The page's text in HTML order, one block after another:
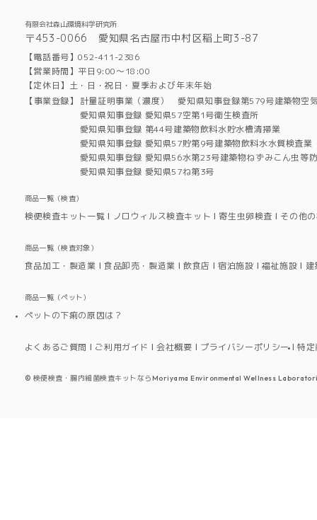
有限会社森山環境科学研究所
〒453-0066 愛知県名古屋市中村区稲上町3-87
【電話番号】052-411-2386
【営業時間】平日9:00～18:00
【定休日】土・日・祝日・夏季および年末年始
【事業登録】
計量証明事業（濃度） 愛知県知事登録第579号建築物空
愛知県知事登録 愛知県57空第1号衛生検査所
愛知県知事登録 第44号建築物飲料水貯水槽清掃業
愛知県知事登録 愛知県57貯第9号建築物飲料水水質検査業
愛知県知事登録 愛知県56水第23号建築物ねずみこん虫等
愛知県知事登録 愛知県57ね第3号
商品一覧（検査）
検便検査キット一覧 ノロウィルス検査キット 寄生虫卵検査 その他
商品一覧（検査対象）
食品加工・製造業 食品卸売・製造業 飲食店 宿泊施設 福祉施設
商品一覧（ペット）
ペットの下痢の原因は？
よくあるご質問 ご利用ガイド 会社概要 プライバシーポリシー 特
© 検便検査・腸内細菌検査キットならMoriyama Environmental Wellness